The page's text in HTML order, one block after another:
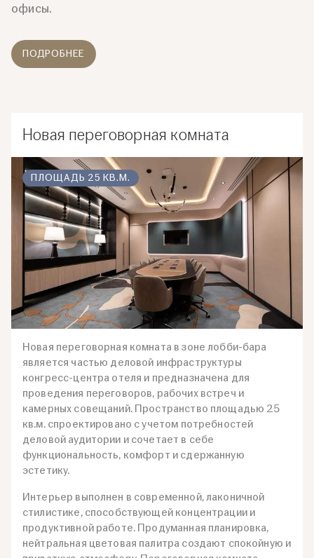
офисы.
ПОДРОБНЕЕ
Новая переговорная комната
Новая переговорная комната в зоне лобби-бара
является частью деловой инфраструктуры
конгресс-центра отеля и предназначена для
проведения переговоров, рабочих встреч и
камерных совещаний. Пространство площадью 25
кв.м. спроектировано с учетом потребностей
деловой аудитории и сочетает в себе
функциональность, комфорт и сдержанную
эстетику.
Интерьер выполнен в современной, лаконичной
стилистике, способствующей концентрации и
продуктивной работе. Продуманная планировка,
нейтральная цветовая палитра создают спокойную и
ПЛОЩАДЬ 25 КВ.М.